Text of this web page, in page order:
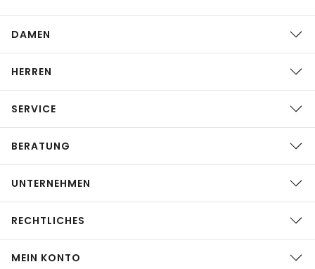
DAMEN
HERREN
SERVICE
BERATUNG
UNTERNEHMEN
RECHTLICHES
MEIN KONTO